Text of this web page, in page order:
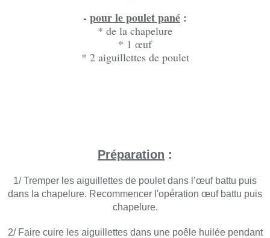
-pour le poulet pané :
* de la chapelure
* 1 œuf
* 2 aiguillettes de poulet
Préparation :
1/ Tremper les aiguillettes de poulet dans l’œuf battu puis
dans la chapelure. Recommencer l'opération œuf battu puis
chapelure.
2/ Faire cuire les aiguillettes dans une poêle huilée pendant